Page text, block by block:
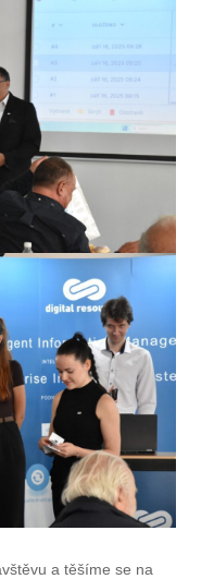
a těšíme se na